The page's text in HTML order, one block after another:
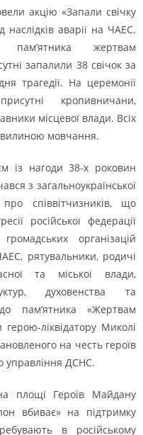
акцію «Запали свічку
наслідків аварії на ЧАЕС.
жертвам
запалили 38 свічок за
трагедії. На церемонії
кропивничани,
місцевої влади. Всіх
мовчання.
із нагоди 38-х роковин
з загальноукраїнської
співвітчизників, що
російської федерації
організацій
рятувальники, родичі
та міської влади,
духовенства та
пам’ятника «Жертвам
ліквідатору Миколі
на честь героїв
управління ДСНС.
плoщі Герoїв Майдану
вбиває» на підтримку
в рoсійськoму